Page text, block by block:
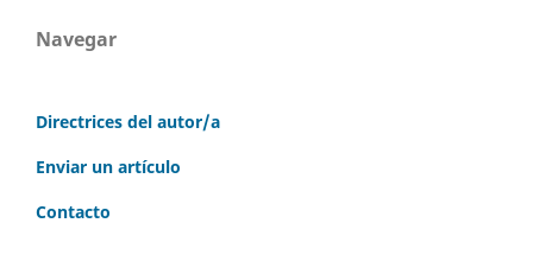
Navegar
Directrices del autor/a
Enviar un artículo
Contacto